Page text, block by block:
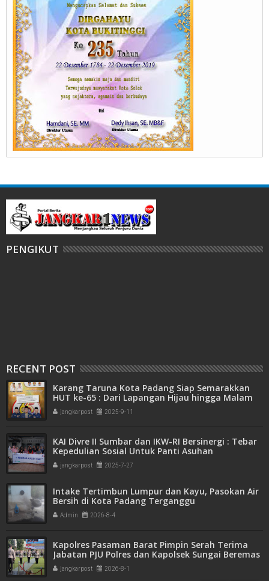
PENGIKUT
RECENT POST
Karang Taruna Kota Padang Siap Semarakkan
HUT ke-65 : Dari Lapangan Hijau hingga Malam
Kebersamaan
jangkarpost 2025-9-11
KAI Divre II Sumbar dan IKW-RI Bersinergi : Tebar
Kepedulian Sosial Untuk Panti Asuhan
jangkarpost 2025-7-27
Intake Tertimbun Lumpur dan Kayu, Pasokan Air
Bersih di Kota Padang Terganggu
Admin 2026-8-4
Kapolres Pasaman Barat Pimpin Serah Terima
Jabatan PJU Polres dan Kapolsek Sungai Beremas
jangkarpost 2026-8-1